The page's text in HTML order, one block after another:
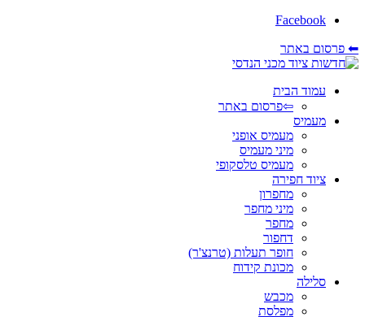
Facebook
⬅ פרסום באתר
עמוד הבית
⇦פרסום באתר
מעמיס
מעמיס אופני
מיני מעמיס
מעמיס טלסקופי
ציוד חפירה
מחפרון
מיני מחפר
מחפר
דחפור
חופר תעלות (טרנצ'ר)
מכונת קידוח
סלילה
מכבש
מפלסת